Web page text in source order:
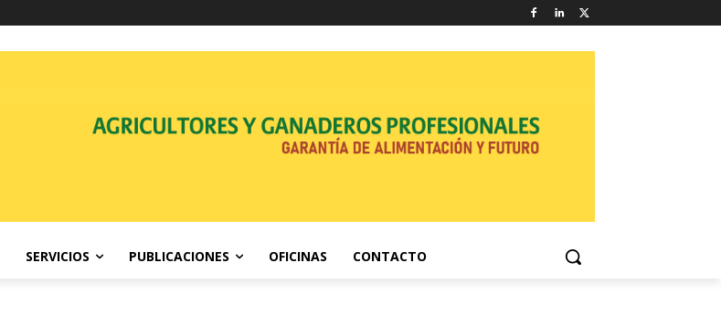
SERVICIOS PUBLICACIONES OFICINAS CONTACTO